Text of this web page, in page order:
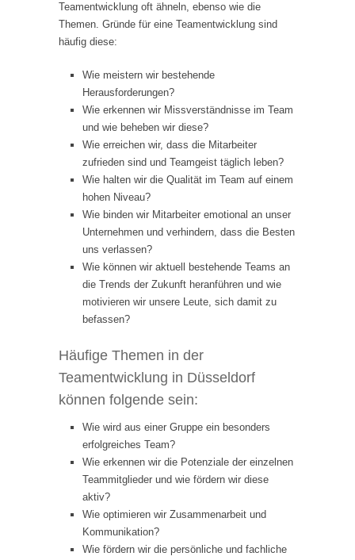
Teamentwicklung oft ähneln, ebenso wie die
Themen. Gründe für eine Teamentwicklung sind
häufig diese:
Wie meistern wir bestehende
Herausforderungen?
Wie erkennen wir Missverständnisse im Team
und wie beheben wir diese?
Wie erreichen wir, dass die Mitarbeiter
zufrieden sind und Teamgeist täglich leben?
Wie halten wir die Qualität im Team auf einem
hohen Niveau?
Wie binden wir Mitarbeiter emotional an unser
Unternehmen und verhindern, dass die Besten
uns verlassen?
Wie können wir aktuell bestehende Teams an
die Trends der Zukunft heranführen und wie
motivieren wir unsere Leute, sich damit zu
befassen?
Häufige Themen in der
Teamentwicklung in Düsseldorf
können folgende sein:
Wie wird aus einer Gruppe ein besonders
erfolgreiches Team?
Wie erkennen wir die Potenziale der einzelnen
Teammitglieder und wie fördern wir diese
aktiv?
Wie optimieren wir Zusammenarbeit und
Kommunikation?
Wie fördern wir die persönliche und fachliche